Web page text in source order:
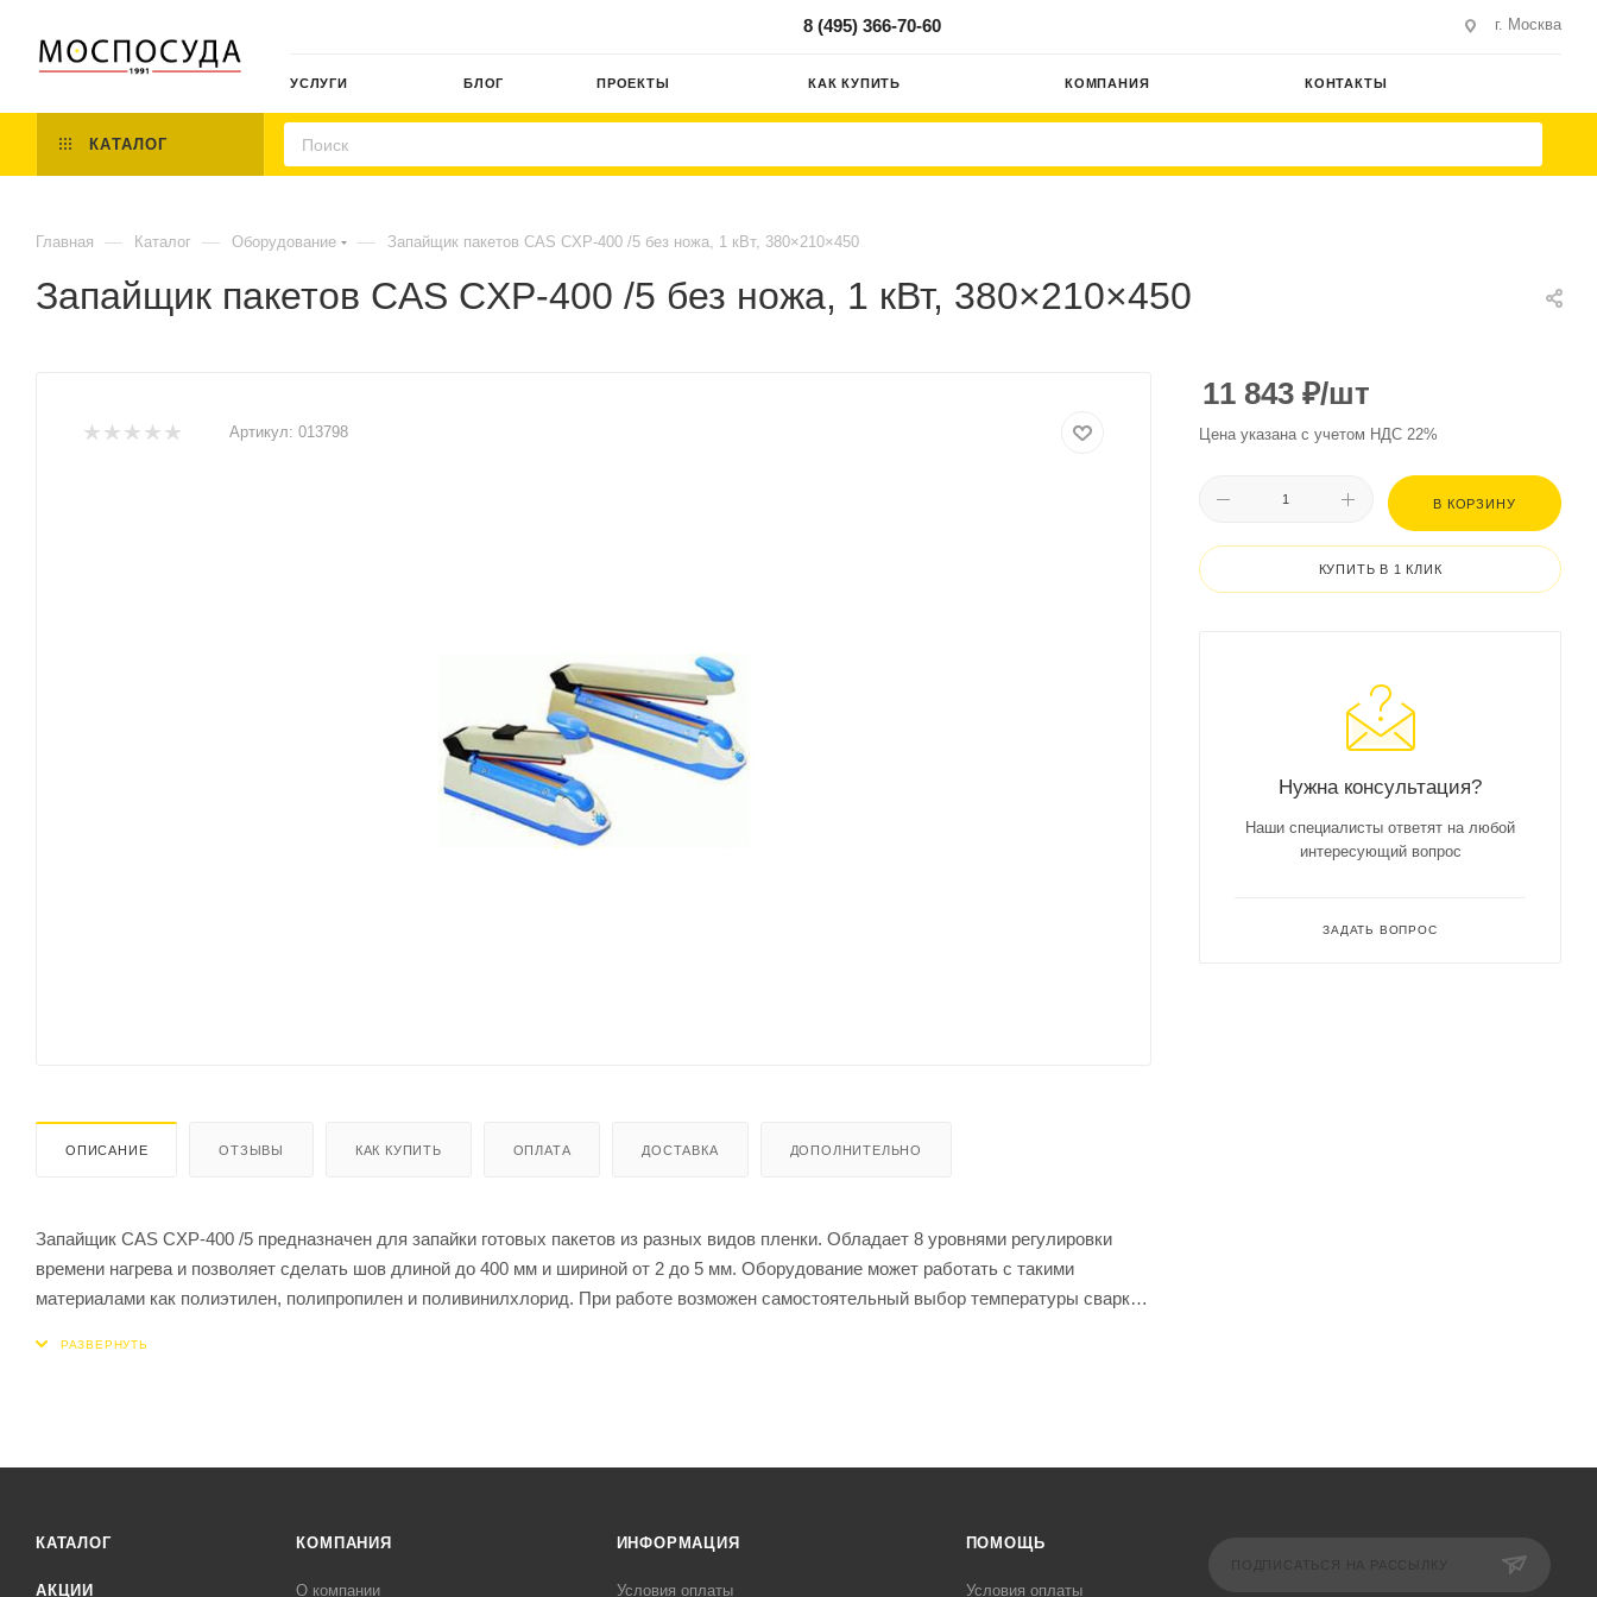
8 (495) 366-70-60 г. Москва
УСЛУГИ БЛОГ ПРОЕКТЫ КАК КУПИТЬ КОМПАНИЯ КОНТАКТЫ
КАТАЛОГ
Главная — Каталог — Оборудование — Запайщик пакетов CAS CXP-400 /5 без ножа, 1 кВт, 380×210×450
Запайщик пакетов CAS CXP-400 /5 без ножа, 1 кВт, 380×210×450
Артикул: 013798
ОПИСАНИЕ ОТЗЫВЫ КАК КУПИТЬ ОПЛАТА ДОСТАВКА ДОПОЛНИТЕЛЬНО
Запайщик CAS CXP-400 /5 предназначен для запайки готовых пакетов из разных видов пленки. Обладает 8 уровнями регулировки
времени нагрева и позволяет сделать шов длиной до 400 мм и шириной от 2 до 5 мм. Оборудование может работать с такими
материалами как полиэтилен, полипропилен и поливинилхлорид. При работе возможен самостоятельный выбор температуры сварки,
11 843 ₽/шт
Цена указана с учетом НДС 22%
В КОРЗИНУ
КУПИТЬ В 1 КЛИК
Нужна консультация?
Наши специалисты ответят на любой
интересующий вопрос
ЗАДАТЬ ВОПРОС
КАТАЛОГ
АКЦИИ
КОМПАНИЯ
О компании
ИНФОРМАЦИЯ
Условия оплаты
ПОМОЩЬ
Условия оплаты